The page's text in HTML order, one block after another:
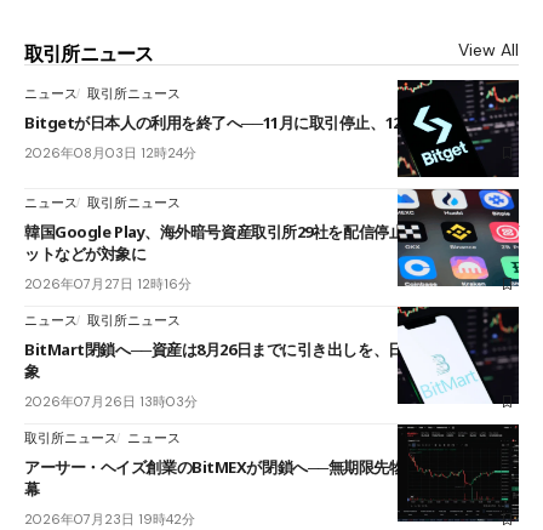
取引所ニュース View All
ニュース 取引所ニュース
Bitgetが日本人の利用を終了へ──11月に取引停止、12月末に強制決済
2026年08月03日 12時24分
ニュース 取引所ニュース
韓国Google Play、海外暗号資産取引所29社を配信停止──OKXやバイビ
ットなどが対象に
2026年07月27日 12時16分
ニュース 取引所ニュース
BitMart閉鎖へ──資産は8月26日までに引き出しを、日本人利用者も対
象
2026年07月26日 13時03分
取引所ニュース ニュース
アーサー・ヘイズ創業のBitMEXが閉鎖へ──無期限先物を生んだ11年に
幕
2026年07月23日 19時42分